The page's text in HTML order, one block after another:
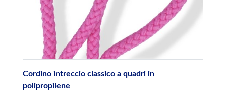
Cordino intreccio classico a quadri in
polipropilene